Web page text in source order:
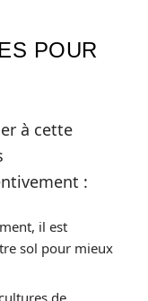
POUR
à cette
:
il est
sol pour mieux